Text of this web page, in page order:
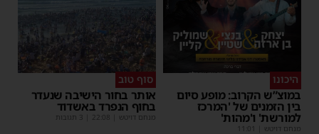
היכונו
במוצ”ש הקרוב: מופע סיום
בין הזמנים של 'המרכז
למורשת' ו'מהות'
מנחם דויטש 11:01
סוף טוב
אותר בחור הישיבה שנעדר
בחוף הנפרד באשדוד
מנחם דויטש 22:08